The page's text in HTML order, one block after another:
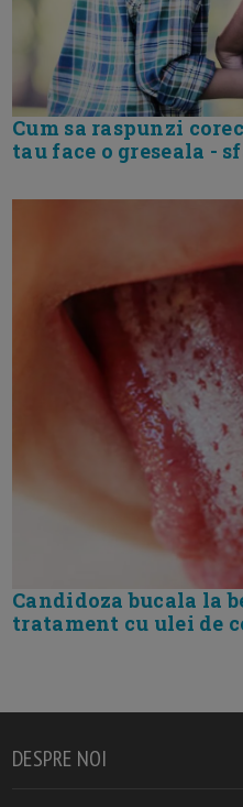
Cum sa raspunzi
tau face o greseala -
Candidoza bucala la
tratament cu ulei de
DESPRE NOI